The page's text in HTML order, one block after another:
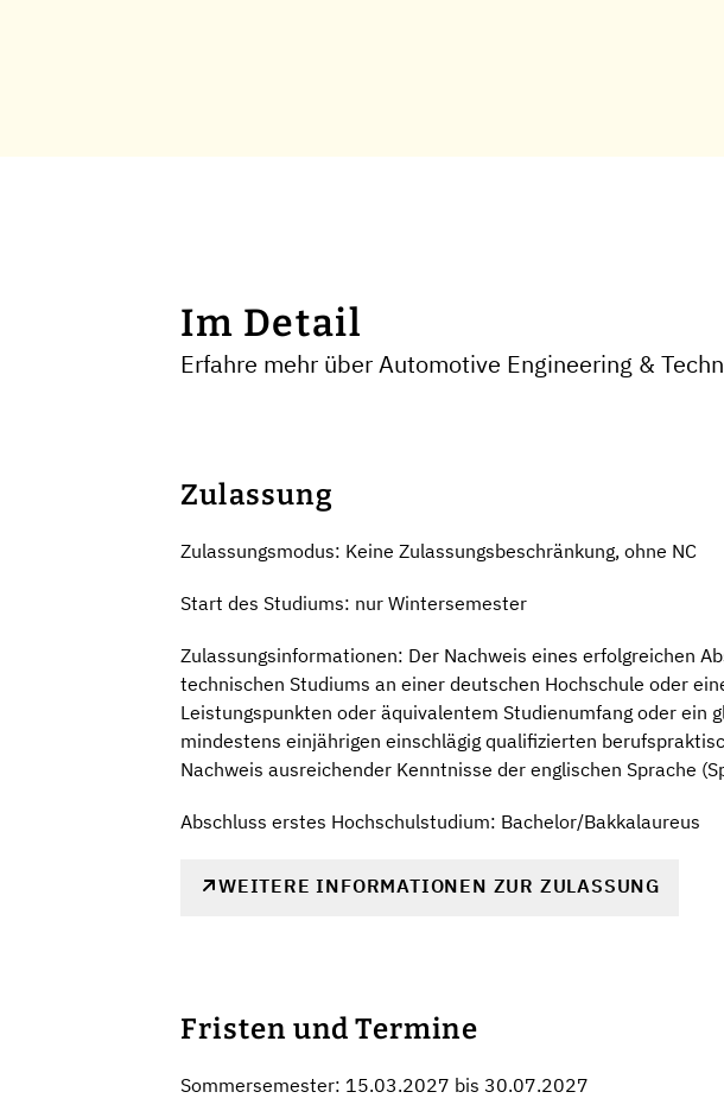
Im Detail
Erfahre mehr über Automotive Engineering &
Zulassung
Zulassungsmodus: Keine Zulassungsbeschränkung, ohne NC
Start des Studiums: nur Wintersemester
Zulassungsinformationen: Der Nachweis eines erfolgreichen
technischen Studiums an einer deutschen Hochschule oder
Leistungspunkten oder äquivalentem Studienumfang oder ein
mindestens einjährigen einschlägig qualifizierten
Nachweis ausreichender Kenntnisse der englischen Sprache
Abschluss erstes Hochschulstudium: Bachelor/Bakkalaureus
WEITERE INFORMATIONEN ZUR ZULASSUNG
Fristen und Termine
Sommersemester: 15.03.2027 bis 30.07.2027